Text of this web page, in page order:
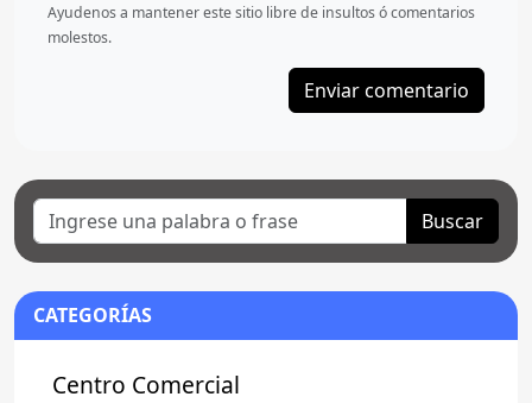
Ayudenos a mantener este sitio libre de insultos ó comentarios
molestos.
Enviar comentario
Buscar
CATEGORÍAS
Centro Comercial